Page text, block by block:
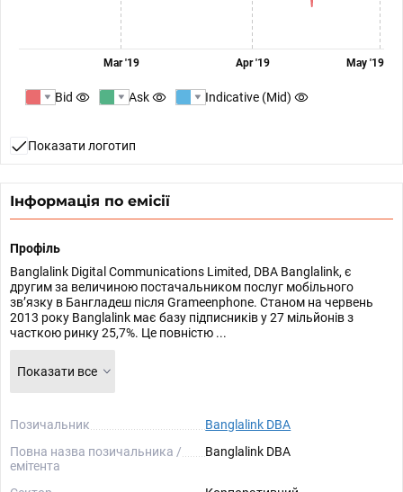
Mar '19 Apr '19 May '19
Bid Ask Indicative (Mid)
Показати логотип
Інформація по емісії
Профіль
Banglalink Digital Communications Limited, DBA Banglalink, є
другим за величиною постачальником послуг мобільного
зв’язку в Бангладеш після Grameenphone. Станом на червень
2013 року Banglalink має базу підписників у 27 мільйонів з
часткою ринку 25,7%. Це повністю ...
Показати все
Позичальник
Banglalink DBA
Повна назва позичальника /
емітента
Banglalink DBA